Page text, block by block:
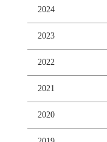
2024
2023
2022
2021
2020